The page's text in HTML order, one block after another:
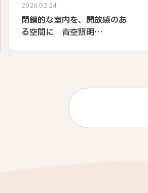
2026.02.24
閉鎖的な室内を、開放感のあ
る空間に 青空照明